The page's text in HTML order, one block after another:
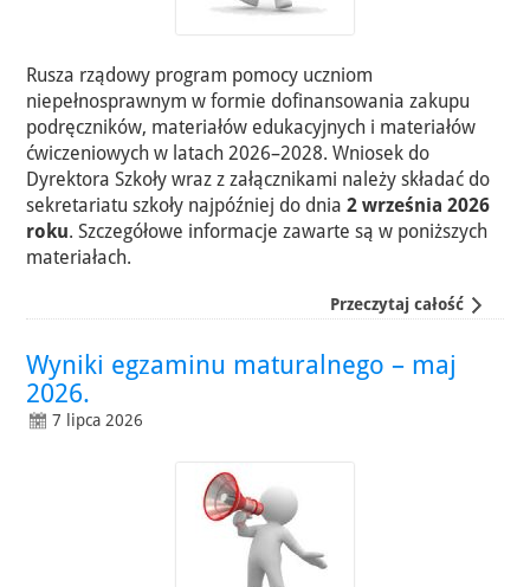
Rusza rządowy program pomocy uczniom
niepełnosprawnym w formie dofinansowania zakupu
podręczników, materiałów edukacyjnych i materiałów
ćwiczeniowych w latach 2026–2028. Wniosek do
Dyrektora Szkoły wraz z załącznikami należy składać do
sekretariatu szkoły najpóźniej do dnia 2 września 2026
roku. Szczegółowe informacje zawarte są w poniższych
materiałach.
Przeczytaj całość
Wyniki egzaminu maturalnego – maj
2026.
7 lipca 2026